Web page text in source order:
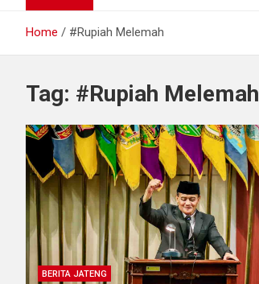
Home #Rupiah Melemah
Tag: #Rupiah Melemah
BERITA JATENG